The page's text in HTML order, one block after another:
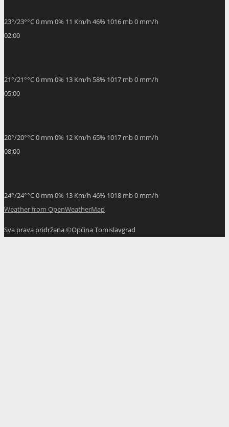
23°/23°°C0 mm 0% 11 Km/h 46% 1016 mb0 mm/h
02:00
21°/21°°C0 mm 0% 13 Km/h 58% 1017 mb0 mm/h
05:00
20°/20°°C0 mm 0% 12 Km/h 65% 1017 mb0 mm/h
08:00
24°/24°°C0 mm 0% 13 Km/h 46% 1018 mb0 mm/h
Weather from OpenWeatherMap
Sva prava pridržana ©Općina Tomislavgrad